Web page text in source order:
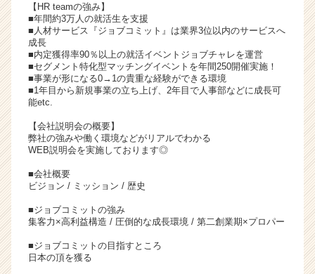
【HR teamの強み】
■年間約3万人の就活生を支援
■人材サービス『ジョブコミット』は業界3位以内のサービスへ
成長
■内定獲得率90％以上の就活イベントジョブチャレを運営
■セグメント特化型マッチングイベントを年間250開催実施！
■事業が形になる0→1の貴重な経験ができる環境
■1年目から新規事業の立ち上げ、2年目で人事部などに成長可
能etc.
【会社説明会の概要】
弊社の強みや働く環境などがリアルでわかる
WEB説明会を実施しております◎
■会社概要
ビジョン / ミッション / 歴史
■ジョブコミットの強み
集客力×高利益構造 / 圧倒的な成長環境 / 第二創業期×プロパー
■ジョブコミットの目指すところ
日本の頂を獲る